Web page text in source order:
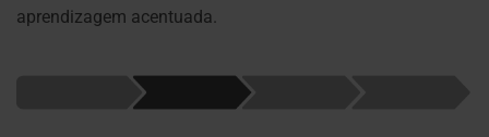
aprendizagem acentuada.